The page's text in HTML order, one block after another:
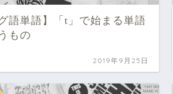
語単語】「t」で始まる単語
もの
2019年9月25日